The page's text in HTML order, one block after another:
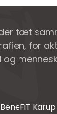
tæt
for
og
BeneFiT Karup